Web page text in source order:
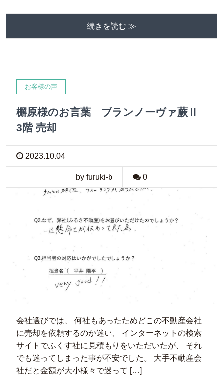
続きを読む ≫
お客様の声
檞原様のお言葉 ブランノーヴァ蕨Ⅱ
3階 売却
2023.10.04
by furuki-b 0
会社選びでは、 何社もあったためどこの不動産会社
に売却を依頼するのか迷い、 インターネットの検索
サイトでふくす社に見積もりをいただいたが、 それ
でも迷ってしまった事が不安でした。 大手不動産会
社だと金額が大小様々で迷って […]